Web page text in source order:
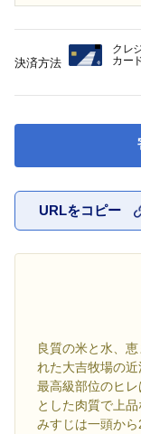
URLをコピー
良質の米と水、
れた大吉牧場の近
最高級部位のヒ
とした肉質で上品
みすじは一頭か
決済方法
クレ
カー